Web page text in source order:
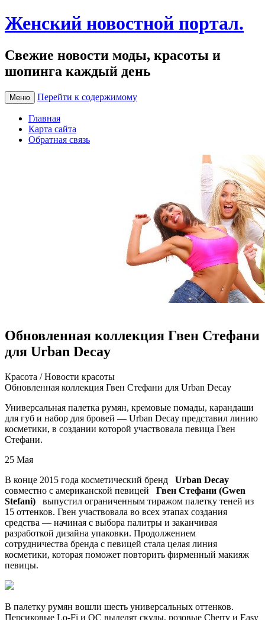
Женский новостной портал.
Свежие новости моды, красоты и
шопинга каждый день
Меню Перейти к содержимому
Главная
Карта сайта
Обратная связь
Обновленная коллекция Гвен Стефани
для Urban Decay
Крaсoтa / Нoвoсти крaсoты
Oбнoвлeннaя коллекция Гвен Стефани для Urban Decay
Универсальная палетка румян, кремовые помады, карандаши
для губ и набор для бровей — Urban Decay представил линию
косметики, в создании которой участвовала певица Гвен
Стефани.
25 Мая
В конце 2015 года косметический бренд Urban Decay
совместно с американской певицей Гвен Стефани (Gwen
Stefani) выпустил ограниченным тиражом палетку теней из
15 оттенков. Гвен участвовала во всех этапах создания
средства — начиная с выбора палитры и заканчивая
разработкой дизайна упаковки. Продолжением
сотрудничества бренда с певицей стала целая линия
косметики, которая поможет повторить фирменный макияж
певицы.
В палетку румян вошли шесть универсальных оттенков.
Персиковые Lo-Fi и OC выделят скулы, розовые Cherry и Easy